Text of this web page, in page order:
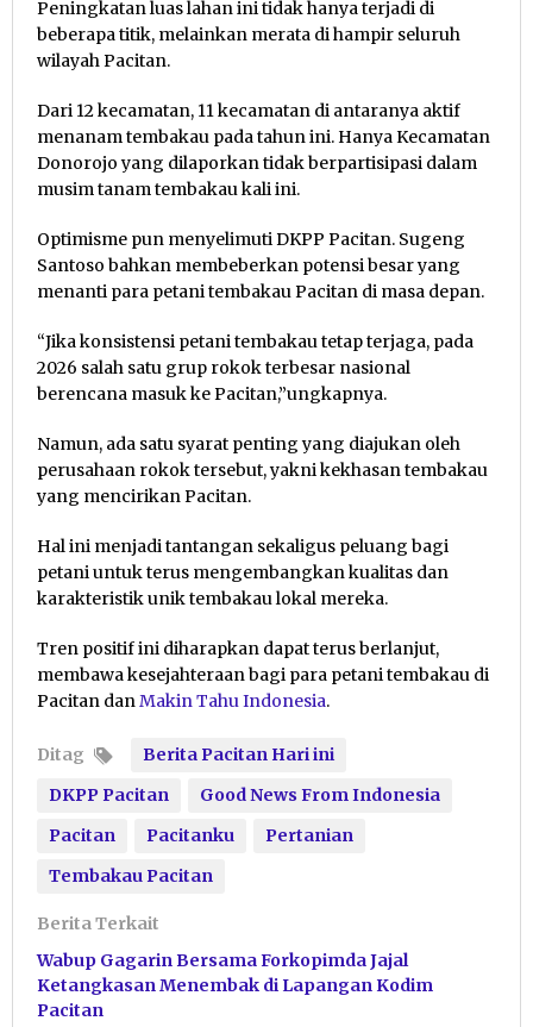
Peningkatan luas lahan ini tidak hanya terjadi di
beberapa titik, melainkan merata di hampir seluruh
wilayah Pacitan.
Dari 12 kecamatan, 11 kecamatan di antaranya aktif
menanam tembakau pada tahun ini. Hanya Kecamatan
Donorojo yang dilaporkan tidak berpartisipasi dalam
musim tanam tembakau kali ini.
Optimisme pun menyelimuti DKPP Pacitan. Sugeng
Santoso bahkan membeberkan potensi besar yang
menanti para petani tembakau Pacitan di masa depan.
“Jika konsistensi petani tembakau tetap terjaga, pada
2026 salah satu grup rokok terbesar nasional
berencana masuk ke Pacitan,”ungkapnya.
Namun, ada satu syarat penting yang diajukan oleh
perusahaan rokok tersebut, yakni kekhasan tembakau
yang mencirikan Pacitan.
Hal ini menjadi tantangan sekaligus peluang bagi
petani untuk terus mengembangkan kualitas dan
karakteristik unik tembakau lokal mereka.
Tren positif ini diharapkan dapat terus berlanjut,
membawa kesejahteraan bagi para petani tembakau di
Pacitan danMakin Tahu Indonesia.
Ditag
Berita Pacitan Hari ini
DKPP Pacitan
Good News From Indonesia
Pacitan
Pacitanku
Pertanian
Tembakau Pacitan
Berita Terkait
Wabup Gagarin Bersama Forkopimda Jajal
Ketangkasan Menembak di Lapangan Kodim
Pacitan